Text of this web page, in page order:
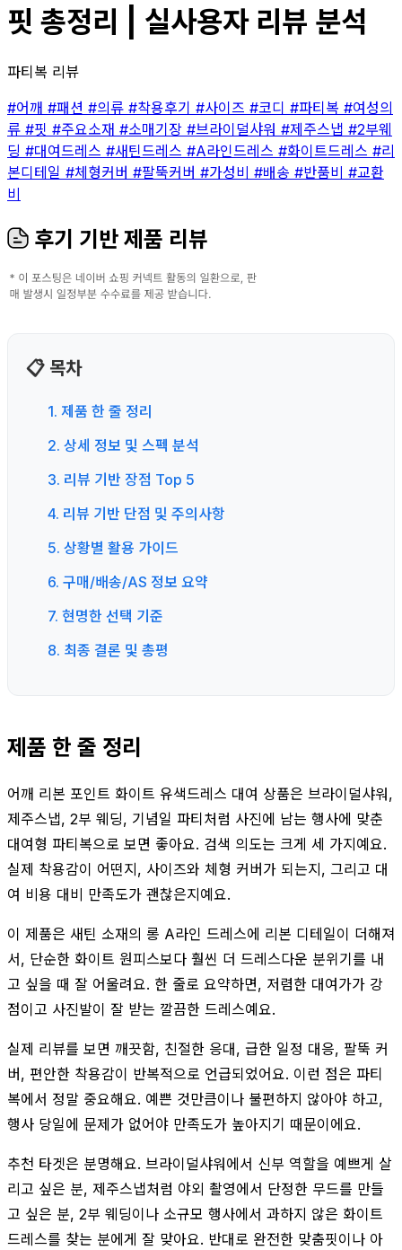
핏 총정리 | 실사용자 리뷰 분석
파티복 리뷰
#어깨 #패션 #의류 #착용후기 #사이즈 #코디 #파티복 #여성의
류 #핏 #주요소재 #소매기장 #브라이덜샤워 #제주스냅 #2부웨
딩 #대여드레스 #새틴드레스 #A라인드레스 #화이트드레스 #리
본디테일 #체형커버 #팔뚝커버 #가성비 #배송 #반품비 #교환
비
후기 기반 제품 리뷰
📋 목차
1. 제품 한 줄 정리
2. 상세 정보 및 스펙 분석
3. 리뷰 기반 장점 Top 5
4. 리뷰 기반 단점 및 주의사항
5. 상황별 활용 가이드
6. 구매/배송/AS 정보 요약
7. 현명한 선택 기준
8. 최종 결론 및 총평
제품 한 줄 정리
어깨 리본 포인트 화이트 유색드레스 대여 상품은 브라이덜샤워,
제주스냅, 2부 웨딩, 기념일 파티처럼 사진에 남는 행사에 맞춘
대여형 파티복으로 보면 좋아요. 검색 의도는 크게 세 가지예요.
실제 착용감이 어떤지, 사이즈와 체형 커버가 되는지, 그리고 대
여 비용 대비 만족도가 괜찮은지예요.
이 제품은 새틴 소재의 롱 A라인 드레스에 리본 디테일이 더해져
서, 단순한 화이트 원피스보다 훨씬 더 드레스다운 분위기를 내
고 싶을 때 잘 어울려요. 한 줄로 요약하면, 저렴한 대여가가 강
점이고 사진발이 잘 받는 깔끔한 드레스예요.
실제 리뷰를 보면 깨끗함, 친절한 응대, 급한 일정 대응, 팔뚝 커
버, 편안한 착용감이 반복적으로 언급되었어요. 이런 점은 파티
복에서 정말 중요해요. 예쁜 것만큼이나 불편하지 않아야 하고,
행사 당일에 문제가 없어야 만족도가 높아지기 때문이에요.
추천 타겟은 분명해요. 브라이덜샤워에서 신부 역할을 예쁘게 살
리고 싶은 분, 제주스냅처럼 야외 촬영에서 단정한 무드를 만들
고 싶은 분, 2부 웨딩이나 소규모 행사에서 과하지 않은 화이트
드레스를 찾는 분에게 잘 맞아요. 반대로 완전한 맞춤핏이나 아